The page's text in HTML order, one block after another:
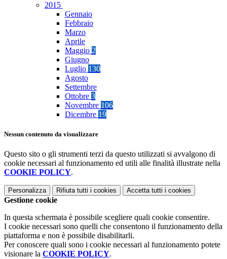
2015
Gennaio
Febbraio
Marzo
Aprile
Maggio 2
Giugno
Luglio 130
Agosto
Settembre
Ottobre 3
Novembre 106
Dicembre 19
Nessun contenuto da visualizzare
Questo sito o gli strumenti terzi da questo utilizzati si avvalgono di
cookie necessari al funzionamento ed utili alle finalità illustrate nella
COOKIE POLICY.
Personalizza Rifiuta tutti i cookies Accetta tutti i cookies
Gestione cookie
In questa schermata è possibile scegliere quali cookie consentire.
I cookie necessari sono quelli che consentono il funzionamento della
piattaforma e non è possibile disabilitarli.
Per conoscere quali sono i cookie necessari al funzionamento potete
visionare la COOKIE POLICY.